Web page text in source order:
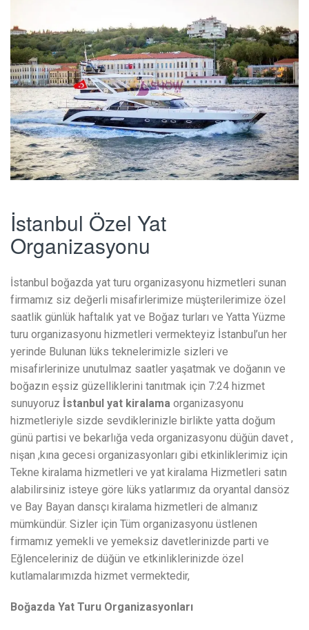
İstanbul Özel Yat
Organizasyonu
İstanbul boğazda yat turu organizasyonu hizmetleri sunan
firmamız siz değerli misafirlerimize müşterilerimize özel
saatlik günlük haftalık yat ve Boğaz turları ve Yatta Yüzme
turu organizasyonu hizmetleri vermekteyiz İstanbul’un her
yerinde Bulunan lüks teknelerimizle sizleri ve
misafirlerinize unutulmaz saatler yaşatmak ve doğanın ve
boğazın eşsiz güzelliklerini tanıtmak için 7:24 hizmet
sunuyoruz İstanbul yat kiralama organizasyonu
hizmetleriyle sizde sevdiklerinizle birlikte yatta doğum
günü partisi ve bekarlığa veda organizasyonu düğün davet ,
nişan ,kına gecesi organizasyonları gibi etkinliklerimiz için
Tekne kiralama hizmetleri ve yat kiralama Hizmetleri satın
alabilirsiniz isteye göre lüks yatlarımız da oryantal dansöz
ve Bay Bayan dansçı kiralama hizmetleri de almanız
mümkündür. Sizler için Tüm organizasyonu üstlenen
firmamız yemekli ve yemeksiz davetlerinizde parti ve
Eğlenceleriniz de düğün ve etkinliklerinizde özel
kutlamalarımızda hizmet vermektedir,
Boğazda Yat Turu Organizasyonları